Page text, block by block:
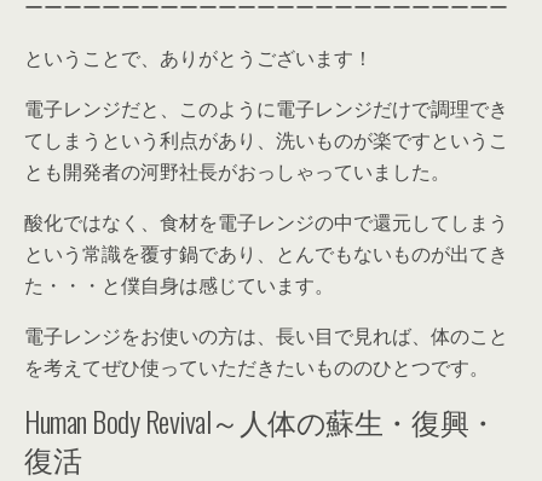
ーーーーーーーーーーーーーーーーーーーーーーーーー
ということで、ありがとうございます！
電子レンジだと、このように電子レンジだけで調理でき
てしまうという利点があり、洗いものが楽ですというこ
とも開発者の河野社長がおっしゃっていました。
酸化ではなく、食材を電子レンジの中で還元してしまう
という常識を覆す鍋であり、とんでもないものが出てき
た・・・と僕自身は感じています。
電子レンジをお使いの方は、長い目で見れば、体のこと
を考えてぜひ使っていただきたいもののひとつです。
Human Body Revival～人体の蘇生・復興・
復活